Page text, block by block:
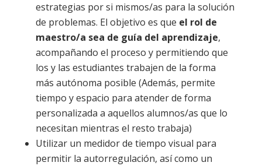
estrategias por si mismos/as para la solución
de problemas. El objetivo es que el rol de
maestro/a sea de guía del aprendizaje,
acompañando el proceso y permitiendo que
los y las estudiantes trabajen de la forma
más autónoma posible (Además, permite
tiempo y espacio para atender de forma
personalizada a aquellos alumnos/as que lo
necesitan mientras el resto trabaja)
Utilizar un medidor de tiempo visual para
permitir la autorregulación, así como un